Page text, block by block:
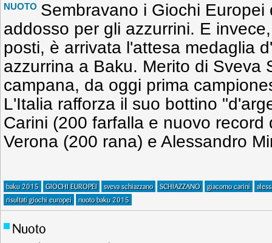
NUOTO Sembravano i Giochi Europei
addosso per gli azzurrini. E
posti, è arrivata l'attesa medaglia
azzurrina a Baku. Merito di Sveva
campana, da oggi prima
L'Italia rafforza il suo bottino
Carini (200 farfalla e nuovo record
Verona (200 rana) e Alessandro
baku 2015 GIOCHI EUROPEI sveva schiazzano SCHIAZZANO giacomo carini
risultati giochi europei
nuoto baku 2015
Nuoto